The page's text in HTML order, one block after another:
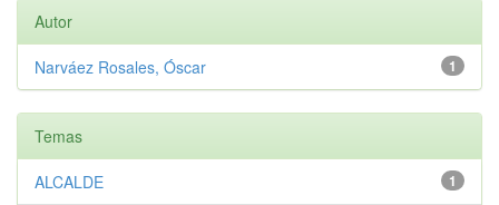
Autor
1
Narváez Rosales, Óscar
Temas
1
ALCALDE